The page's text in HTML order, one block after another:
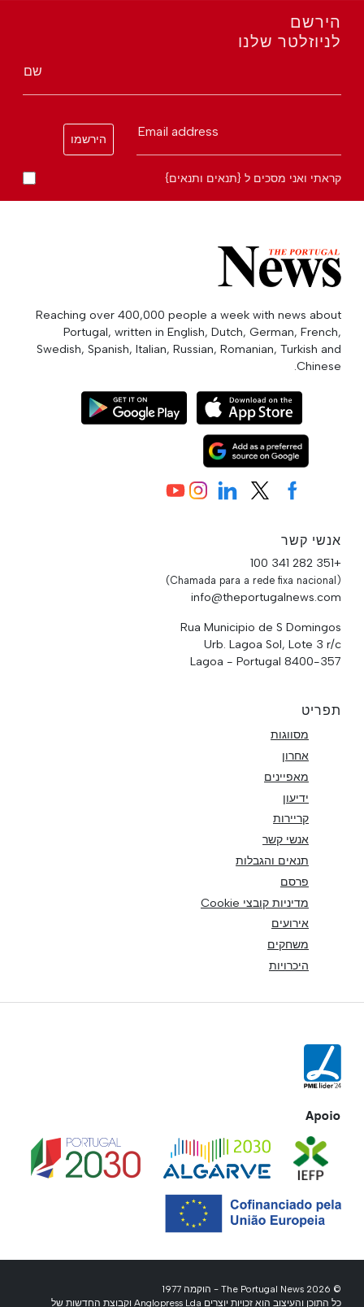
הירשם
לניוזלטר שלנו
שם
Email address
הירשמו
קראתי ואני מסכים ל {תנאים ותנאים}
Reaching over 400,000 people a week with news about
Portugal, written in English, Dutch, German, French,
Swedish, Spanish, Italian, Russian, Romanian, Turkish and
Chinese.
אנשי קשר
+351 282 341 100
(Chamada para a rede fixa nacional)
info@theportugalnews.com
Rua Municipio de S Domingos
Urb. Lagoa Sol, Lote 3 r/c
8400-357 Lagoa - Portugal
תפריט
מסווגות
אחרון
מאפיינים
ידיעון
קריירות
אנשי קשר
תנאים והגבלות
פרסם
מדיניות קובצי Cookie
אירועים
משחקים
היכרויות
Apoio
© 2026 The Portugal News - הוקמה 1977
כל התוכן והעיצוב הוא זכויות יוצרים Anglopress Lda וקבוצת החדשות של